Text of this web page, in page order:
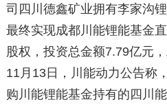
司四川德鑫矿业拥有李家沟
最终实现成都川能锂能基金
股权，投资总金额7.79亿元
11月13日，川能动力公告称
购川能锂能基金持有的四川